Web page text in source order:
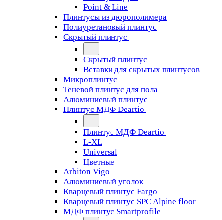
Point & Line
Плинтусы из дюрополимера
Полиуретановый плинтус
Скрытый плинтус
Скрытый плинтус
Вставки для скрытых плинтусов
Микроплинтус
Теневой плинтус для пола
Алюминиевый плинтус
Плинтус МДФ Deartio
Плинтус МДФ Deartio
L-XL
Universal
Цветные
Arbiton Vigo
Алюминиевый уголок
Кварцевый плинтус Fargo
Кварцевый плинтус SPC Alpine floor
МДФ плинтус Smartprofile